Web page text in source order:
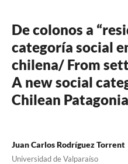
De colonos a
categoría social
chilena/ From
A new social
Chilean Patagonia
Juan Carlos Rodríguez Torrent
Universidad de Valparaíso